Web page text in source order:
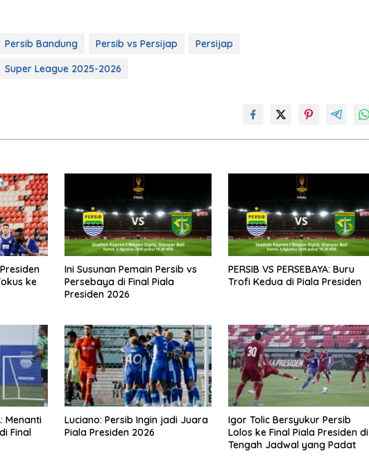
Persib Bandung Persib vs Persijap
Persijap
Super League 2025-2026
ke
Ini Susunan Pemain Persib vs
Persebaya di Final Piala
Presiden 2026
PERSIB VS PERSEBAYA: Buru
Trofi Kedua di Piala Presiden
Menanti
Final
Luciano: Persib Ingin jadi Juara
Piala Presiden 2026
Igor Tolic Bersyukur Persib
Lolos ke Final Piala Presiden di
Tengah Jadwal yang Padat